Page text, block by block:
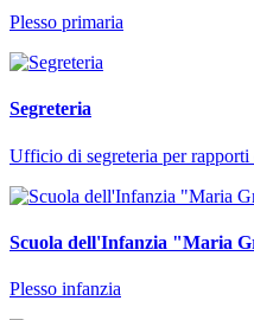
Plesso primaria
Segreteria
Ufficio di segreteria per
Scuola dell'Infanzia "Maria
Plesso infanzia